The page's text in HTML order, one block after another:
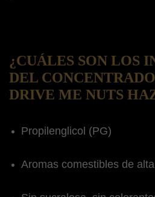
¿CUÁLES SON LOS
DEL
DRIVE ME NUTS
Propilenglicol (PG)
Aromas comestibles de